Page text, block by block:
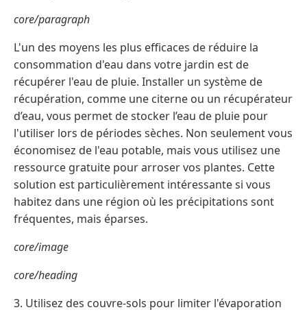
core/paragraph
L'un des moyens les plus efficaces de réduire la
consommation d'eau dans votre jardin est de
récupérer l'eau de pluie. Installer un système de
récupération, comme une citerne ou un récupérateur
d’eau, vous permet de stocker l’eau de pluie pour
l'utiliser lors de périodes sèches. Non seulement vous
économisez de l'eau potable, mais vous utilisez une
ressource gratuite pour arroser vos plantes. Cette
solution est particulièrement intéressante si vous
habitez dans une région où les précipitations sont
fréquentes, mais éparses.
core/image
core/heading
3. Utilisez des couvre-sols pour limiter l'évaporation